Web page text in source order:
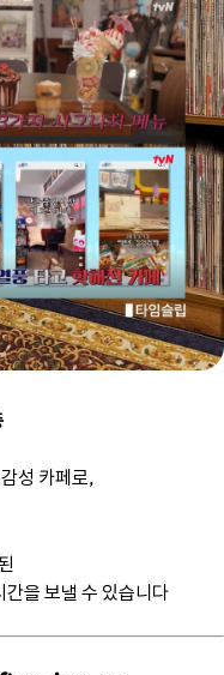
성 카페로,
을 보낼 수 있습니다